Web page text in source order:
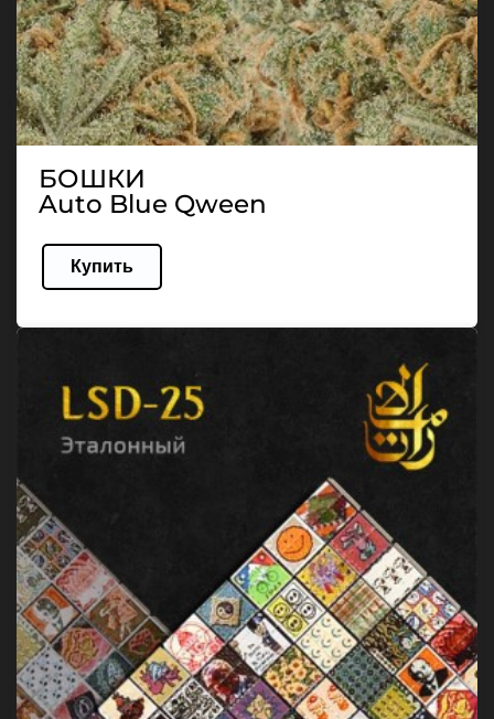
БОШКИ
Auto Blue Qween
Купить